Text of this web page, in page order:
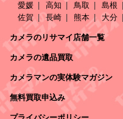
愛媛
高知 鳥取 島根
佐賀
長崎 熊本 大分
カメラのリサマイ店舗一覧
カメラの遺品買取
カメラマンの実体験マガジン
無料買取申込み